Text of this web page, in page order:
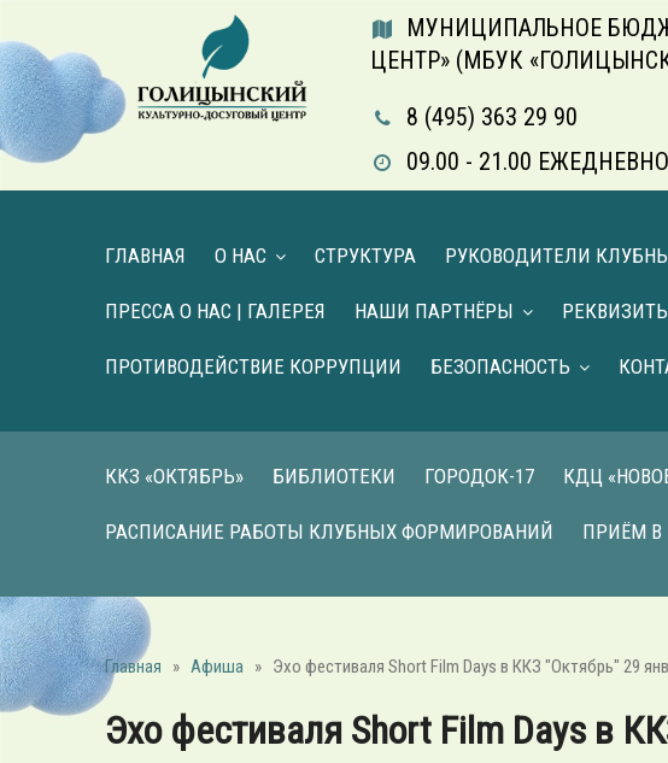
МУНИЦИПАЛЬНОЕ
ЦЕНТР» (МБУК
8 (495) 363 29 90
09.00 - 21.00 ЕЖЕДНЕВНО
ГЛАВНАЯ О НАС СТРУКТУРА РУКОВОДИТЕЛИ
ПРЕССА О НАС | ГАЛЕРЕЯ НАШИ ПАРТНЁРЫ
ПРОТИВОДЕЙСТВИЕ КОРРУПЦИИ БЕЗОПАСНОСТЬ
ККЗ «ОКТЯБРЬ» БИБЛИОТЕКИ ГОРОДОК-17 КДЦ
РАСПИСАНИЕ РАБОТЫ КЛУБНЫХ ФОРМИРОВАНИЙ ПРИЁМ
Главная » Афиша » Эхо фестиваля Short Film Days в ККЗ "Октябрь" 29
Эхо фестиваля Short Film Days в